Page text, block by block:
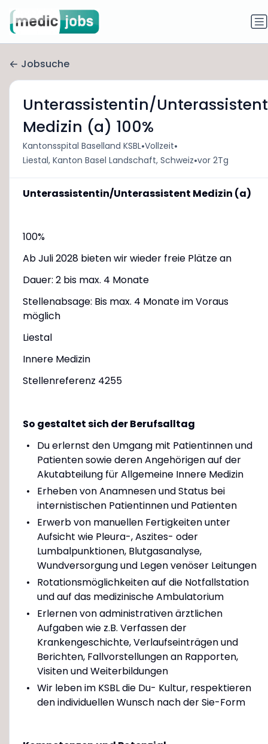
Jobsuche
Unterassistentin/Unterassistent
Medizin (a) 100%
Kantonsspital Baselland KSBL•Vollzeit•
Liestal, Kanton Basel Landschaft, Schweiz•vor 2Tg
Unterassistentin/Unterassistent Medizin (a)
100%
Ab Juli 2028 bieten wir wieder freie Plätze an
Dauer: 2 bis max. 4 Monate
Stellenabsage: Bis max. 4 Monate im Voraus
möglich
Liestal
Innere Medizin
Stellenreferenz 4255
So gestaltet sich der Berufsalltag
Du erlernst den Umgang mit Patientinnen und
Patienten sowie deren Angehörigen auf der
Akutabteilung für Allgemeine Innere Medizin
Erheben von Anamnesen und Status bei
internistischen Patientinnen und Patienten
Erwerb von manuellen Fertigkeiten unter
Aufsicht wie Pleura-, Aszites- oder
Lumbalpunktionen, Blutgasanalyse,
Wundversorgung und Legen venöser Leitungen
Rotationsmöglichkeiten auf die Notfallstation
und auf das medizinische Ambulatorium
Erlernen von administrativen ärztlichen
Aufgaben wie z.B. Verfassen der
Krankengeschichte, Verlaufseinträgen und
Berichten, Fallvorstellungen an Rapporten,
Visiten und Weiterbildungen
Wir leben im KSBL die Du- Kultur, respektieren
den individuellen Wunsch nach der Sie-Form